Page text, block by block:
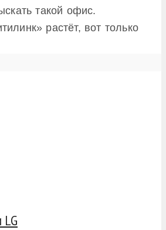
такой офис.
растёт, вот только